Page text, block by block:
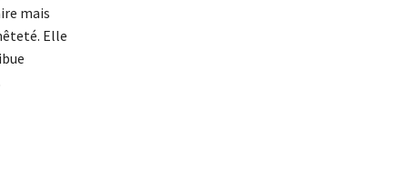
mais
Elle